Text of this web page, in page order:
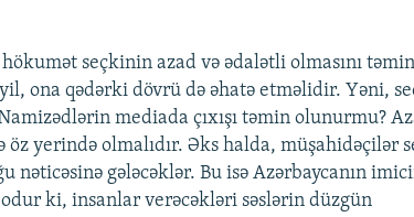
seçkinin azad və ədalətli olmasını
ona qədərki dövrü də əhatə etməlidir. Yəni,
Namizədlərin mediada çıxışı təmin olunurmu?
yerində olmalıdır. Əks halda, müşahidəçilər
nəticəsinə gələcəklər. Bu isə Azərbaycanın
ki, insanlar verəcəkləri səslərin düzgün